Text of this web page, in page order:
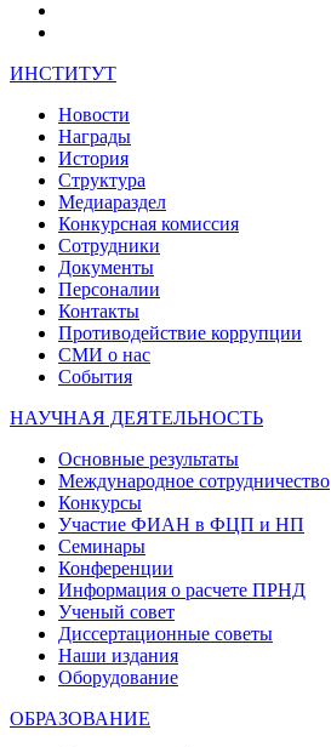
ИНСТИТУТ
Новости
Награды
История
Структура
Медиараздел
Конкурсная комиссия
Сотрудники
Документы
Персоналии
Контакты
Противодействие коррупции
СМИ о нас
События
НАУЧНАЯ ДЕЯТЕЛЬНОСТЬ
Основные результаты
Международное сотрудничество
Конкурсы
Участие ФИАН в ФЦП и НП
Семинары
Конференции
Информация о расчете ПРНД
Ученый совет
Диссертационные советы
Наши издания
Оборудование
ОБРАЗОВАНИЕ